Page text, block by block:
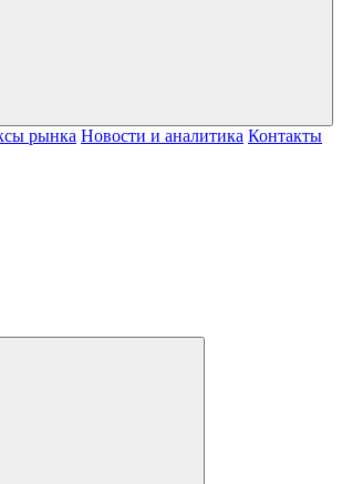
рынка Новости и аналитика Контакты